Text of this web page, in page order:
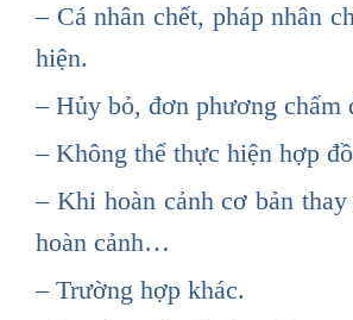
– Cá nhân chết, pháp nhân
hiện.
– Hủy bỏ, đơn phương chấm
– Không thể thực hiện hợp
– Khi hoàn cảnh cơ bản
hoàn cảnh…
– Trường hợp khác.